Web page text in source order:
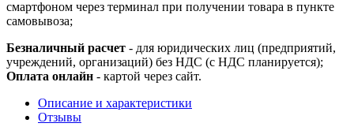
смартфоном через терминал при получении товара в пункте
самовывоза;
Безналичный расчет - для юридических лиц (предприятий,
учреждений, организаций) без НДС (с НДС планируется);
Оплата онлайн - картой через сайт.
Описание и характеристики
Отзывы